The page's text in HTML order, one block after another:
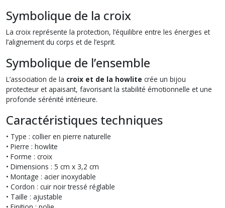
Symbolique de la croix
La croix représente la protection, l’équilibre entre les énergies et
l’alignement du corps et de l’esprit.
Symbolique de l’ensemble
L’association de la croix et de la howlite crée un bijou
protecteur et apaisant, favorisant la stabilité émotionnelle et une
profonde sérénité intérieure.
Caractéristiques techniques
• Type : collier en pierre naturelle
• Pierre : howlite
• Forme : croix
• Dimensions : 5 cm x 3,2 cm
• Montage : acier inoxydable
• Cordon : cuir noir tressé réglable
• Taille : ajustable